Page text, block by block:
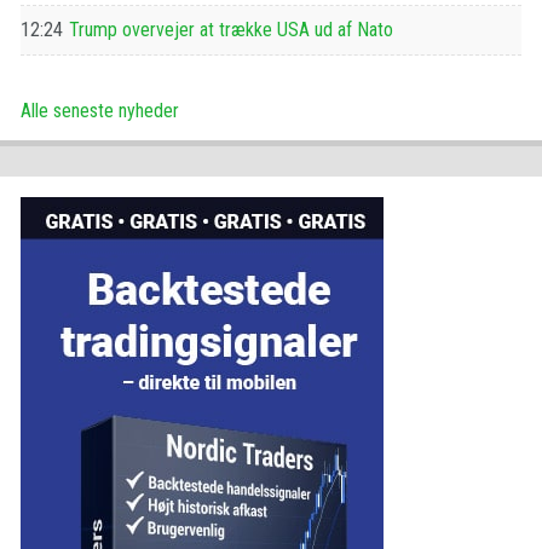
12:24 Trump overvejer at trække USA ud af Nato
Alle seneste nyheder